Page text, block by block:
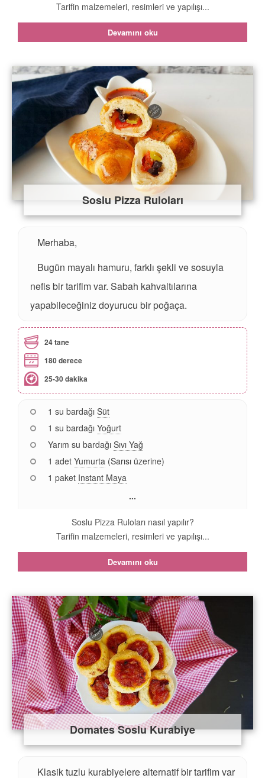
Tarifin malzemeleri, resimleri ve yapılışı...
Devamını oku
Soslu Pizza Ruloları
Merhaba,
Bugün mayalı hamuru, farklı şekli ve sosuyla
nefis bir tarifim var. Sabah kahvaltılarına
yapabileceğiniz doyurucu bir poğaça.
24 tane
180 derece
25-30 dakika
1 su bardağı Süt
1 su bardağı Yoğurt
Yarım su bardağı Sıvı Yağ
1 adet Yumurta (Sarısı üzerine)
1 paket Instant Maya
...
Soslu Pizza Ruloları nasıl yapılır?
Tarifin malzemeleri, resimleri ve yapılışı...
Devamını oku
Domates Soslu Kurabiye
Klasik tuzlu kurabiyelere alternatif bir tarifim var